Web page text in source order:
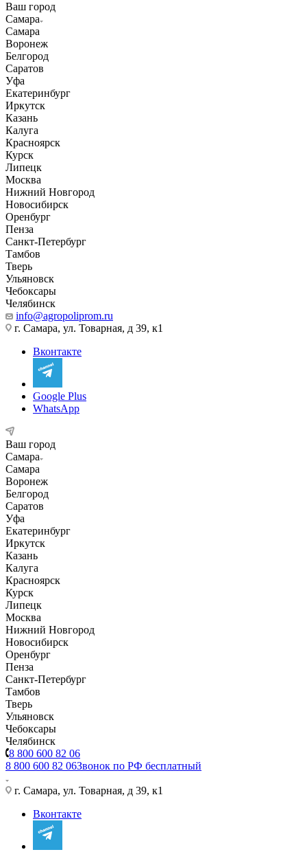
Ваш город
Самара
Самара
Воронеж
Белгород
Саратов
Уфа
Екатеринбург
Иркутск
Казань
Калуга
Красноярск
Курск
Липецк
Москва
Нижний Новгород
Новосибирск
Оренбург
Пенза
Санкт-Петербург
Тамбов
Тверь
Ульяновск
Чебоксары
Челябинск
info@agropoliprom.ru
г. Самара, ул. Товарная, д 39, к1
Вконтакте
Google Plus
WhatsApp
Ваш город
Самара
Самара
Воронеж
Белгород
Саратов
Уфа
Екатеринбург
Иркутск
Казань
Калуга
Красноярск
Курск
Липецк
Москва
Нижний Новгород
Новосибирск
Оренбург
Пенза
Санкт-Петербург
Тамбов
Тверь
Ульяновск
Чебоксары
Челябинск
8 800 600 82 06
8 800 600 82 06Звонок по РФ бесплатный
г. Самара, ул. Товарная, д 39, к1
Вконтакте